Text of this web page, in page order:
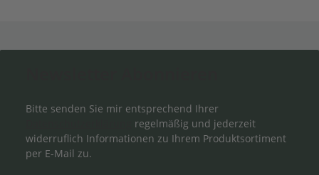
Bitte senden Sie mir entsprechend Ihrer
regelmäßig und jederzeit
widerruflich Informationen zu Ihrem Produktsortiment
per E-Mail zu.